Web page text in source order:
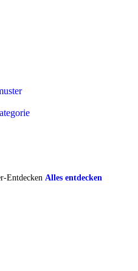
Alles entdecken